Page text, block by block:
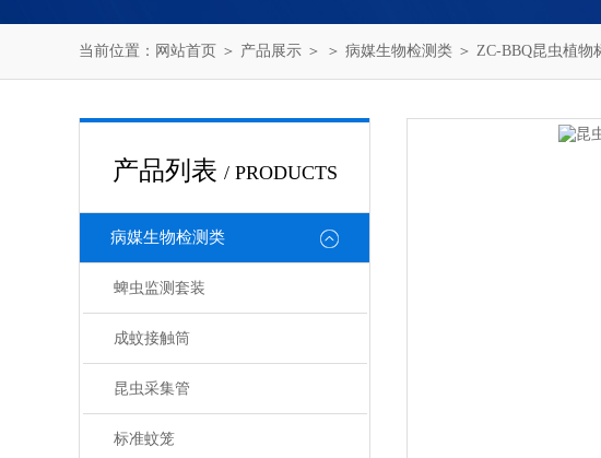
当前位置： 网站首页 ＞ 产品展示 ＞ ＞ 病媒生物检测类 ＞ ZC-BBQ昆虫植物
产品列表 / PRODUCTS
病媒生物检测类
蜱虫监测套装
成蚊接触筒
昆虫采集管
标准蚊笼